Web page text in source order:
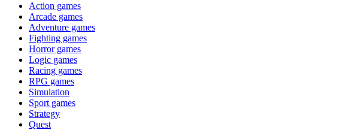
Action games
Arcade games
Adventure games
Fighting games
Horror games
Logic games
Racing games
RPG games
Simulation
Sport games
Strategy
Quest